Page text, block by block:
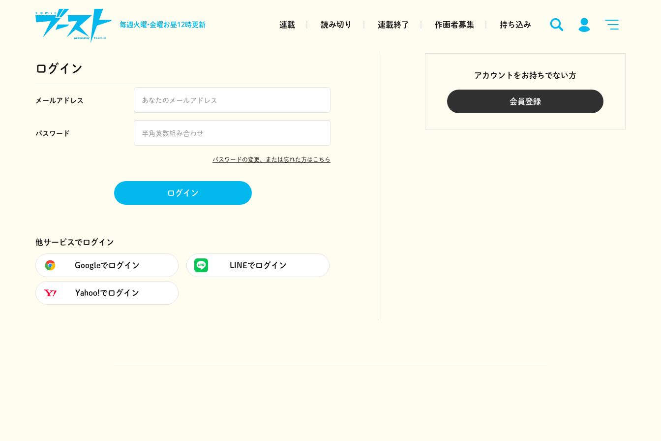
毎週火曜•金曜お昼12時更新 連載 読み切り 連載終了 作画者募集 持ち込み
ログイン
メールアドレス
パスワード
パスワードの変更、または忘れた方はこちら
ログイン
他サービスでログイン
Googleでログイン LINEでログイン
Yahoo!でログイン
アカウントをお持ちでない方
会員登録